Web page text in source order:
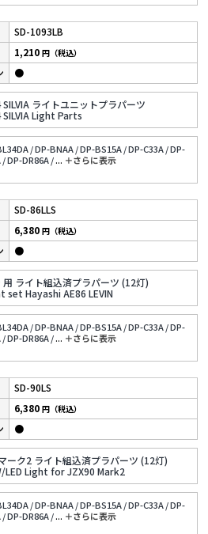
SD-1093LB
SILVIA ライトユニットプラパーツ
SILVIA Light Parts
1,210円（税込）
●
/DP-BNAA /DP-BS15A /DP-C33A /DP-
/DP-DR86A /... ＋さらに表⽰
SD-86LLS
ライト組込済プラパーツ (12灯)
Hayashi AE86 LEVIN
6,380円（税込）
●
/DP-BNAA /DP-BS15A /DP-C33A /DP-
/DP-DR86A /... ＋さらに表⽰
SD-90LS
ーク2 ライト組込済プラパーツ (12灯)
Light for JZX90 Mark2
6,380円（税込）
●
/DP-BNAA /DP-BS15A /DP-C33A /DP-
/DP-DR86A /... ＋さらに表⽰